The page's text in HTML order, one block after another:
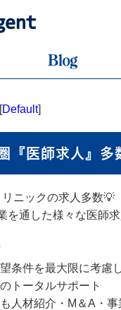
Default]
『医師求人』多
ニックの求人多数💡
を通した様々な医師
条件を最大限に考慮
トータルサポート
人材紹介・M＆A・事